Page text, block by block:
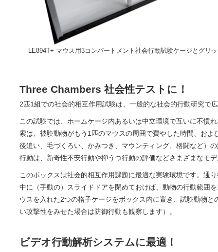
LE894T+ マウス用3コンパートメント社会行動試験ケージとグリ
Three Chambers 社会性テストに！
2匹1組での社会的相互作用試験は、一般的な社会的行動研究で
この試験では、ホームケージ内あるいは中立環境で互いに不慣
索は、被験動物がもう1匹のマウスの周囲で費やした時間、お
後追い、毛づくろい、かみつき、マウンティング、格闘など）
行動は、新奇性不安行動や抑うつ行動の評価などさまざまなモ
このボックスは社会的相互作用課題に最適な実験環境です。通
中に（手動の）スライドドアを閉めておけば、動物の行動範囲
ウスを入れた2つの格子ケージをボックス内に置き、試験動物
い攻撃性をみせた場合は防御行動も観察します）。
ビデオ行動解析システムに最適！